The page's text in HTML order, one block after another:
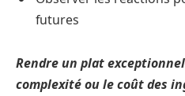
futures
Rendre un plat
complexité ou le coût des